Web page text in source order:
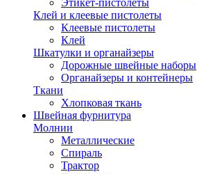
Этикет-пистолеты
Клей и клеевые пистолеты
Клеевые пистолеты
Клей
Шкатулки и органайзеры
Дорожные швейные наборы
Органайзеры и контейнеры
Ткани
Хлопковая ткань
Швейная фурнитура
Молнии
Металлические
Спираль
Трактор